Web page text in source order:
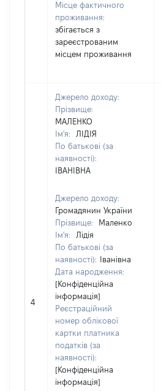
Місце фактичного
проживання:
збігається з
зареєстрованим
місцем проживання
4
Джерело доходу:
Прізвище:
МАЛЕНКО
Ім'я:
ЛІДІЯ
По батькові (за
наявності):
ІВАНІВНА
Джерело доходу:
Громадянин України
Прізвище:
Маленко
Ім'я:
Лідія
По батькові (за
наявності):
Іванівна
Дата народження:
[Конфіденційна
інформація]
Реєстраційний
номер облікової
картки платника
податків (за
наявності):
[Конфіденційна
інформація]